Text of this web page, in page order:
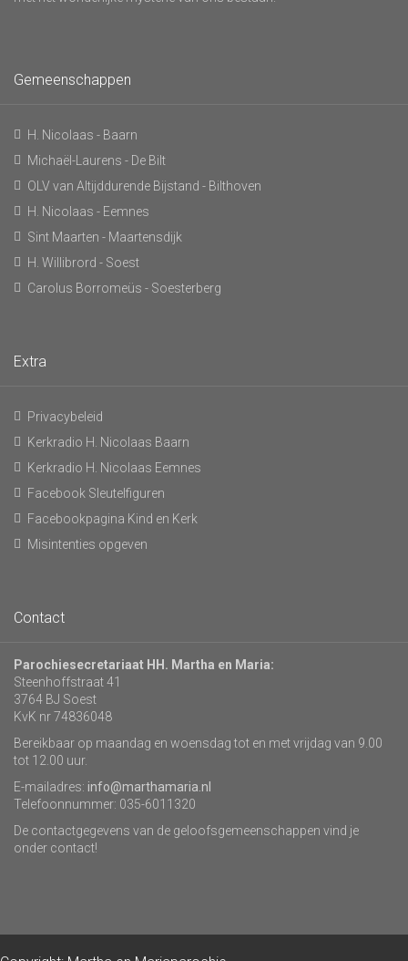
Gemeenschappen
H. Nicolaas - Baarn
Michaël-Laurens - De Bilt
OLV van Altijddurende Bijstand - Bilthoven
H. Nicolaas - Eemnes
Sint Maarten - Maartensdijk
H. Willibrord - Soest
Carolus Borromeüs - Soesterberg
Extra
Privacybeleid
Kerkradio H. Nicolaas Baarn
Kerkradio H. Nicolaas Eemnes
Facebook Sleutelfiguren
Facebookpagina Kind en Kerk
Misintenties opgeven
Contact
Parochiesecretariaat HH. Martha en Maria:
Steenhoffstraat 41
3764 BJ Soest
KvK nr 74836048
Bereikbaar op maandag en woensdag tot en met vrijdag van 9.00
tot 12.00 uur.
E-mailadres: info@marthamaria.nl
Telefoonnummer: 035-6011320
De contactgegevens van de geloofsgemeenschappen vind je
onder contact!